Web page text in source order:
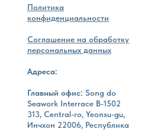
Политика
конфиденциальности
Соглашение на обработку
персональных данных
Адреса:
Главный офис: Song do
Seawork Interrace B-1502
313, Central-ro, Yeonsu-gu,
Инчхон 22006, Республика